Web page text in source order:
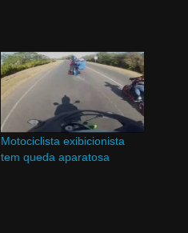
Motociclista exibicionista
tem queda aparatosa